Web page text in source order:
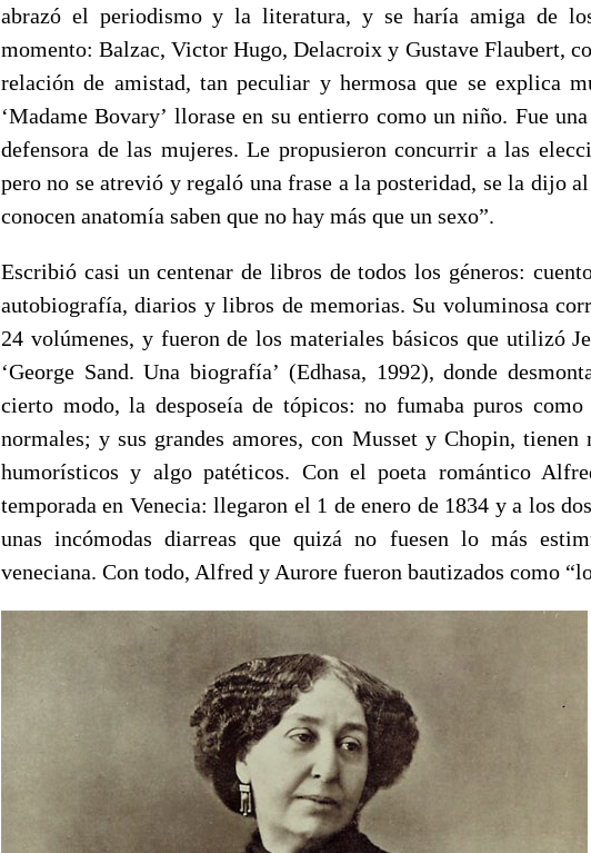
abrazó el periodismo y la literatura, y se haría amiga de
momento: Balzac, Victor Hugo, Delacroix y Gustave Flaubert,
relación de amistad, tan peculiar y hermosa que se explica
‘Madame Bovary’ llorase en su entierro como un niño. Fue
defensora de las mujeres. Le propusieron concurrir a las
pero no se atrevió y regaló una frase a la posteridad, se la dijo
conocen anatomía saben que no hay más que un sexo”.
Escribió casi un centenar de libros de todos los géneros:
autobiografía, diarios y libros de memorias. Su voluminosa
24 volúmenes, y fueron de los materiales básicos que utilizó
‘George Sand. Una biografía’ (Edhasa, 1992), donde
cierto modo, la desposeía de tópicos: no fumaba puros
normales; y sus grandes amores, con Musset y Chopin, tienen
humorísticos y algo patéticos. Con el poeta romántico
temporada en Venecia: llegaron el 1 de enero de 1834 y a los
unas incómodas diarreas que quizá no fuesen lo más
veneciana. Con todo, Alfred y Aurore fueron bautizados como